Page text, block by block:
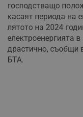
господстващо
касаят периода на
лятото на 2024
електроенергията
драстично, съобщи
БТА.